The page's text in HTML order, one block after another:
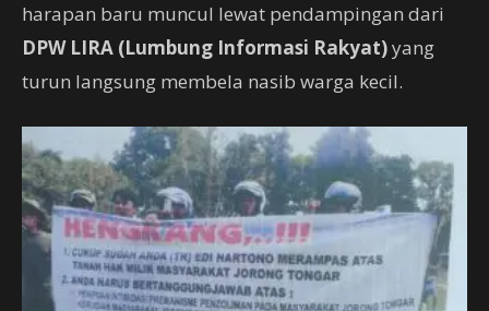
harapan baru muncul lewat pendampingan dari
DPW LIRA (Lumbung Informasi Rakyat)yang
turun langsung membela nasib warga kecil.